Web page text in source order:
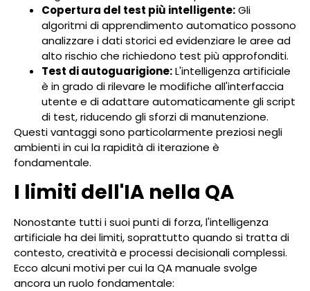
Copertura del test più intelligente:Gli
algoritmi di apprendimento automatico possono
analizzare i dati storici ed evidenziare le aree ad
alto rischio che richiedono test più approfonditi.
Test di autoguarigione:L'intelligenza artificiale
è in grado di rilevare le modifiche all'interfaccia
utente e di adattare automaticamente gli script
di test, riducendo gli sforzi di manutenzione.
Questi vantaggi sono particolarmente preziosi negli
ambienti in cui la rapidità di iterazione è
fondamentale.
I limiti dell'IA nella QA
Nonostante tutti i suoi punti di forza, l'intelligenza
artificiale ha dei limiti, soprattutto quando si tratta di
contesto, creatività e processi decisionali complessi.
Ecco alcuni motivi per cui la QA manuale svolge
ancora un ruolo fondamentale: